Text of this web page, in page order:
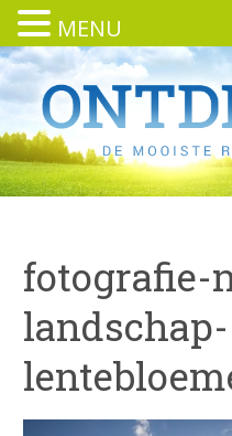
fotografie-
landschap-
MENU